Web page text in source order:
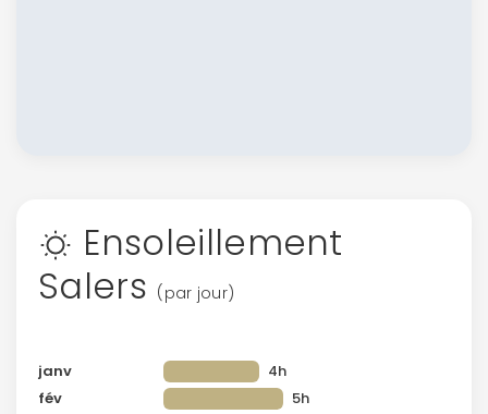
Ensoleillement
Salers (par jour)
janv
4h
fév
5h